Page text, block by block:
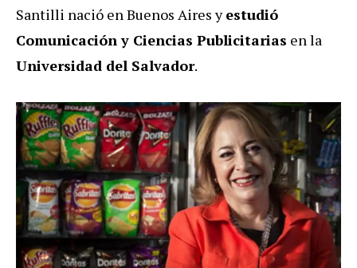
Santilli nació en Buenos Aires yestudió
Comunicación y Ciencias Publicitarias en la
Universidad del Salvador.